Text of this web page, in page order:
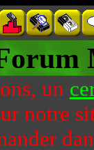
un
notre